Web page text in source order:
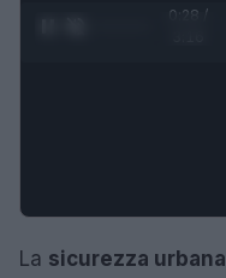
0:29 /
La sicurezza urbana